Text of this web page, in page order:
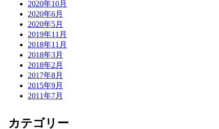
2020年10月
2020年6月
2020年5月
2019年11月
2018年11月
2018年3月
2018年2月
2017年8月
2015年9月
2011年7月
カテゴリー